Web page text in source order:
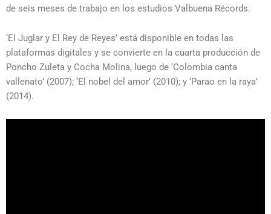
de seis meses de trabajo en los estudios Valbuena Récords.
‘El Juglar y El Rey de Reyes’ está disponible en todas las
plataformas digitales y se convierte en la cuarta producción de
Poncho Zuleta y Cocha Molina, luego de ‘Colombia canta
vallenato’ (2007); ‘El nobel del amor’ (2010); y ‘Parao en la raya’
(2014).